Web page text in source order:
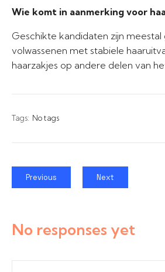
Wie komt in aanmerking voor
Geschikte kandidaten zijn meestal
volwassenen met stabiele
haarzakjes op andere delen van
Tags: No tags
Previous Next
No responses yet